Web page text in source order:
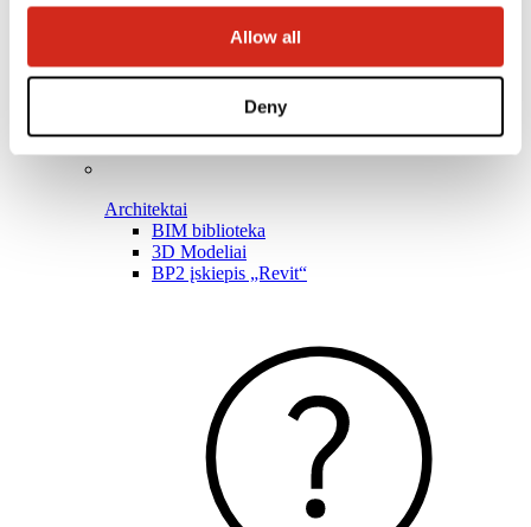
Allow all
Deny
Architektai
BIM biblioteka
3D Modeliai
BP2 įskiepis „Revit“